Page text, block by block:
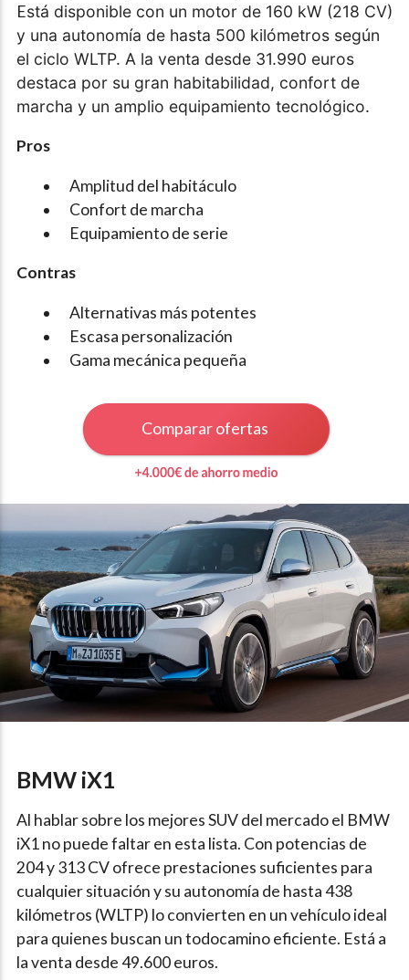
Está disponible con un motor de 160 kW (218 CV)
y una autonomía de hasta 500 kilómetros según
el ciclo WLTP. A la venta desde 31.990 euros
destaca por su gran habitabilidad, confort de
marcha y un amplio equipamiento tecnológico.
Pros
Amplitud del habitáculo
Confort de marcha
Equipamiento de serie
Contras
Alternativas más potentes
Escasa personalización
Gama mecánica pequeña
Comparar ofertas
BMW iX1
Al hablar sobre los mejores SUV del mercado el BMW
iX1 no puede faltar en esta lista. Con potencias de
204 y 313 CV ofrece prestaciones suficientes para
cualquier situación y su autonomía de hasta 438
kilómetros (WLTP) lo convierten en un vehículo ideal
para quienes buscan un todocamino eficiente. Está a
la venta desde 49.600 euros.